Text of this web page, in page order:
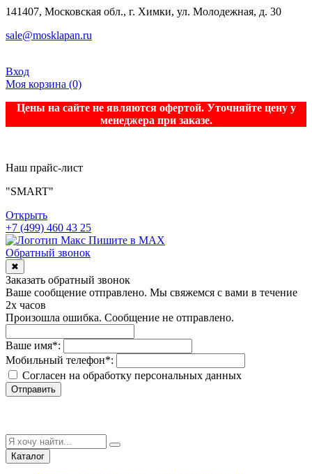
141407, Московская обл., г. Химки, ул. Молодежная, д. 30
sale@mosklapan.ru
Вход
Моя корзина (0)
Цены на сайте не являются офертой. Уточняйте цену у
менеджера при заказе.
Наш прайс-лист
"SMART"
Открыть
+7 (499) 460 43 25
Пишите в MAX
Обратный звонок
✖
Заказать обратный звонок
Ваше сообщение отправлено. Мы свяжемся с вами в течение
2х часов
Произошла ошибка. Сообщение не отправлено.
Ваше имя*:
Мобильный телефон*:
Согласен на обработку персональныx данных
Отправить
Каталог